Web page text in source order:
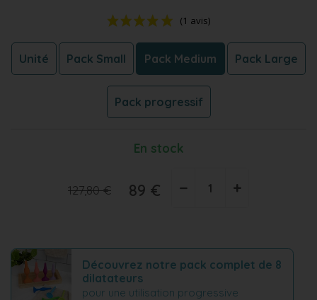
Unité Pack Small Pack Medium Pack Large
Pack progressif
En stock
127,80 € 89 € − +
Découvrez notre pack complet de 8
dilatateurs
pour une utilisation progressive